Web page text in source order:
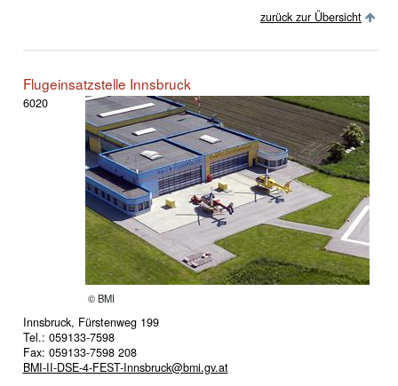
zurück zur Übersicht
Flugeinsatzstelle Innsbruck
© BMI
6020
Innsbruck, Fürstenweg 199
Tel.: 059133-7598
Fax: 059133-7598 208
BMI-II-DSE-4-FEST-Innsbruck@bmi.gv.at